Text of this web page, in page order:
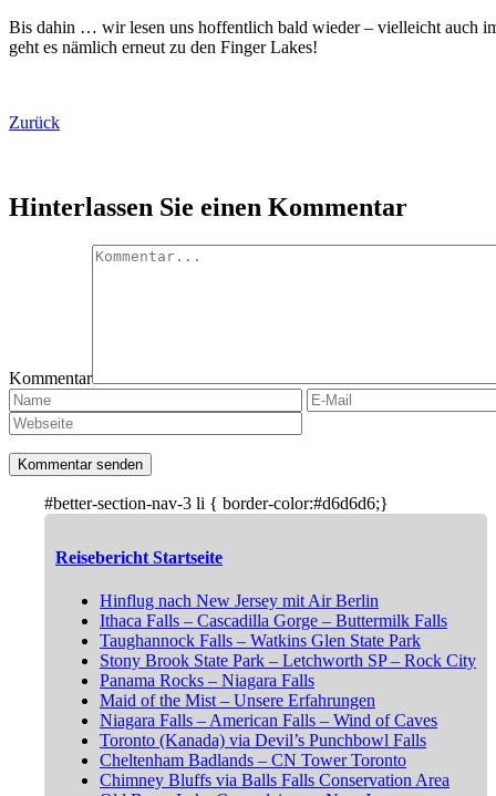
Bis dahin … wir lesen uns hoffentlich bald wieder – vielleicht auch
geht es nämlich erneut zu den Finger Lakes!
Zurück
Hinterlassen Sie einen Kommentar
Kommentar
#better-section-nav-3 li { border-color:#d6d6d6;}
Reisebericht Startseite
Hinflug nach New Jersey mit Air Berlin
Ithaca Falls – Cascadilla Gorge – Buttermilk Falls
Taughannock Falls – Watkins Glen State Park
Stony Brook State Park – Letchworth SP – Rock City
Panama Rocks – Niagara Falls
Maid of the Mist – Unsere Erfahrungen
Niagara Falls – American Falls – Wind of Caves
Toronto (Kanada) via Devil’s Punchbowl Falls
Cheltenham Badlands – CN Tower Toronto
Chimney Bluffs via Balls Falls Conservation Area